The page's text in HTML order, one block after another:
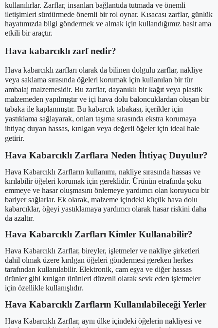
kullanılırlar. Zarflar, insanları bağlantıda tutmada ve önemli
iletişimleri sürdürmede önemli bir rol oynar. Kısacası zarflar, günlük
hayatımızda bilgi göndermek ve almak için kullandığımız basit ama
etkili bir araçtır.
Hava kabarcıklı zarf nedir?
Hava kabarcıklı zarfları olarak da bilinen dolgulu zarflar, nakliye
veya saklama sırasında öğeleri korumak için kullanılan bir tür
ambalaj malzemesidir. Bu zarflar, dayanıklı bir kağıt veya plastik
malzemeden yapılmıştır ve içi hava dolu baloncuklardan oluşan bir
tabaka ile kaplanmıştır. Bu kabarcık tabakası, içerikler için
yastıklama sağlayarak, onları taşıma sırasında ekstra korumaya
ihtiyaç duyan hassas, kırılgan veya değerli öğeler için ideal hale
getirir.
Hava Kabarcıklı Zarflara Neden İhtiyaç Duyulur?
Hava Kabarcıklı Zarfların kullanımı, nakliye sırasında hassas ve
kırılabilir öğeleri korumak için gereklidir. Ürünün etrafında şoku
emmeye ve hasar oluşmasını önlemeye yardımcı olan koruyucu bir
bariyer sağlarlar. Ek olarak, malzeme içindeki küçük hava dolu
kabarcıklar, öğeyi yastıklamaya yardımcı olarak hasar riskini daha
da azaltır.
Hava Kabarcıklı Zarfları Kimler Kullanabilir?
Hava Kabarcıklı Zarflar, bireyler, işletmeler ve nakliye şirketleri
dahil olmak üzere kırılgan öğeleri göndermesi gereken herkes
tarafından kullanılabilir. Elektronik, cam eşya ve diğer hassas
ürünler gibi kırılgan ürünleri düzenli olarak sevk eden işletmeler
için özellikle kullanışlıdır.
Hava Kabarcıklı Zarfların Kullanılabileceği Yerler
Hava Kabarcıklı Zarflar, aynı ülke içindeki öğelerin nakliyesi ve